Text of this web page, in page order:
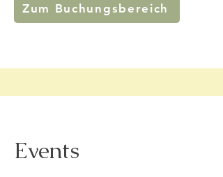
Zum Buchungsbereich
Events